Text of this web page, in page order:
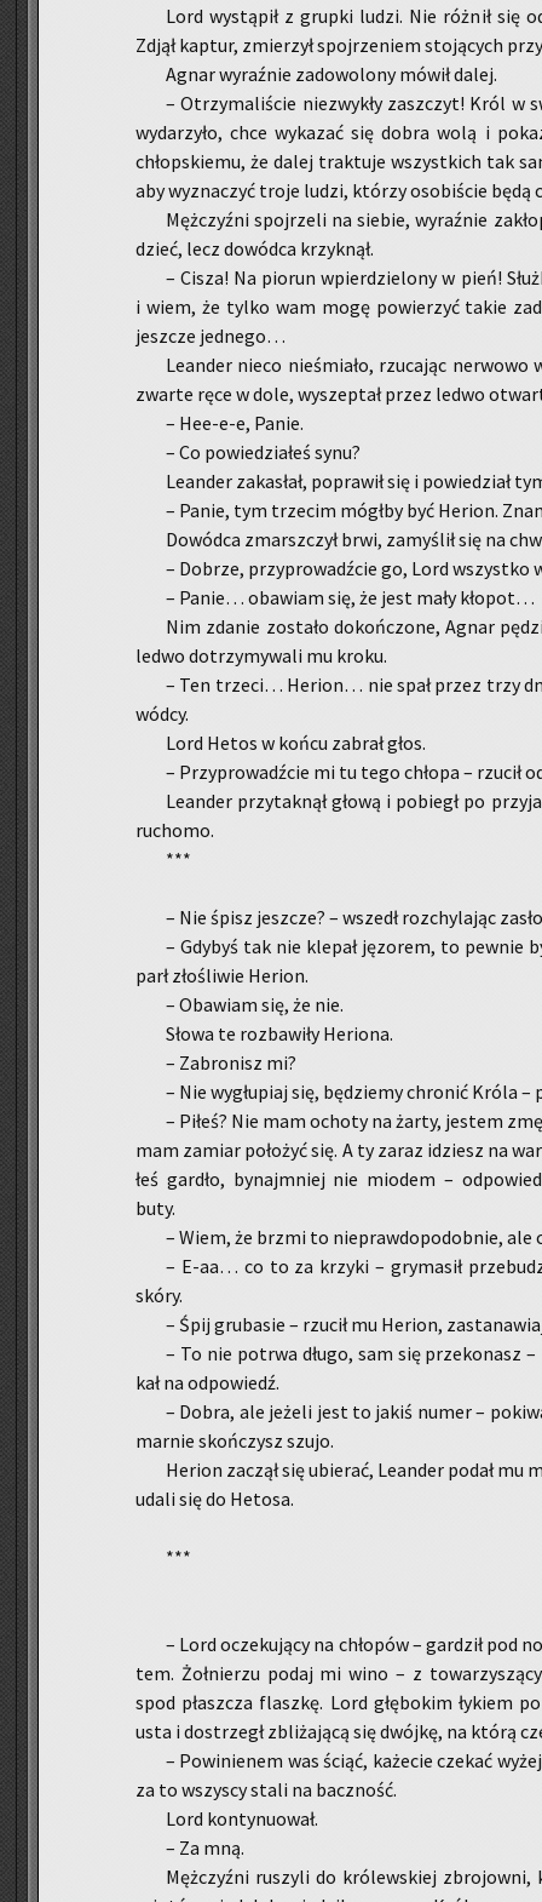
Lord wy­stą­pił z grup­ki ludzi. Nie róż­nił się
Zdjął kap­tur, zmie­rzył spoj­rze­niem sto­ją­cych
Agnar wy­raź­nie za­do­wo­lo­ny mówił dalej.
– Otrzy­ma­li­ście nie­zwy­kły za­szczyt! Król w
wy­da­rzy­ło, chce wy­ka­zać się dobra wolą i
chłop­skie­mu, że dalej trak­tu­je wszyst­kich tak
aby wy­zna­czyć troje ludzi, któ­rzy oso­bi­ście będą
Męż­czyź­ni spoj­rze­li na sie­bie, wy­raź­nie
dzieć, lecz do­wód­ca krzyk­nął.
– Cisza! Na pio­run wpier­dzie­lo­ny w pień!
i wiem, że tylko wam mogę po­wie­rzyć takie
jesz­cze jed­ne­go…
Le­an­der nieco nie­śmia­ło, rzu­ca­jąc
zwar­te ręce w dole, wy­szep­tał przez ledwo
– Hee-e-e, Panie.
– Co po­wie­dzia­łeś synu?
Le­an­der za­ka­słał, po­pra­wił się i po­wie­dział
– Panie, tym trze­cim mógł­by być He­rion.
Do­wód­ca zmarsz­czył brwi, za­my­ślił się na
– Do­brze, przy­pro­wadź­cie go, Lord wszyst­ko
– Panie… oba­wiam się, że jest mały kło­pot…
Nim zda­nie zo­sta­ło do­koń­czo­ne, Agnar
ledwo do­trzy­my­wa­li mu kroku.
– Ten trze­ci… He­rion… nie spał przez trzy
wód­cy.
Lord Hetos w końcu za­brał głos.
– Przy­pro­wadź­cie mi tu tego chło­pa – rzu­cił
Le­an­der przy­tak­nął głową i po­biegł po
ru­cho­mo.
***
– Nie śpisz jesz­cze? – wszedł roz­chy­la­jąc
– Gdy­byś tak nie kle­pał ję­zo­rem, to pew­nie
parł zło­śli­wie He­rion.
– Oba­wiam się, że nie.
Słowa te roz­ba­wi­ły He­rio­na.
– Za­bro­nisz mi?
– Nie wy­głu­piaj się, bę­dzie­my chro­nić Króla –
– Piłeś? Nie mam ocho­ty na żarty, je­stem
mam za­miar po­ło­żyć się. A ty zaraz idziesz na
łeś gar­dło, by­naj­mniej nie mio­dem –
buty.
– Wiem, że brzmi to nie­praw­do­po­dob­nie, ale
– E-aa… co to za krzy­ki – gry­ma­sił
skóry.
– Śpij gru­ba­sie – rzu­cił mu He­rion,
– To nie po­trwa długo, sam się prze­ko­nasz
kał na od­po­wiedź.
– Dobra, ale je­że­li jest to jakiś numer –
mar­nie skoń­czysz szujo.
He­rion za­czął się ubie­rać, Le­an­der podał mu
udali się do He­to­sa.
***
– Lord ocze­ku­ją­cy na chło­pów – gar­dził pod
tem. Żoł­nie­rzu podaj mi wino – z
spod płasz­cza flasz­kę. Lord głę­bo­kim ły­kiem
usta i do­strzegł zbli­ża­ją­cą się dwój­kę, na którą
– Po­wi­nie­nem was ściąć, ka­że­cie cze­kać
za to wszy­scy stali na bacz­ność.
Lord kon­ty­nu­ował.
– Za mną.
Męż­czyź­ni ru­szy­li do kró­lew­skiej